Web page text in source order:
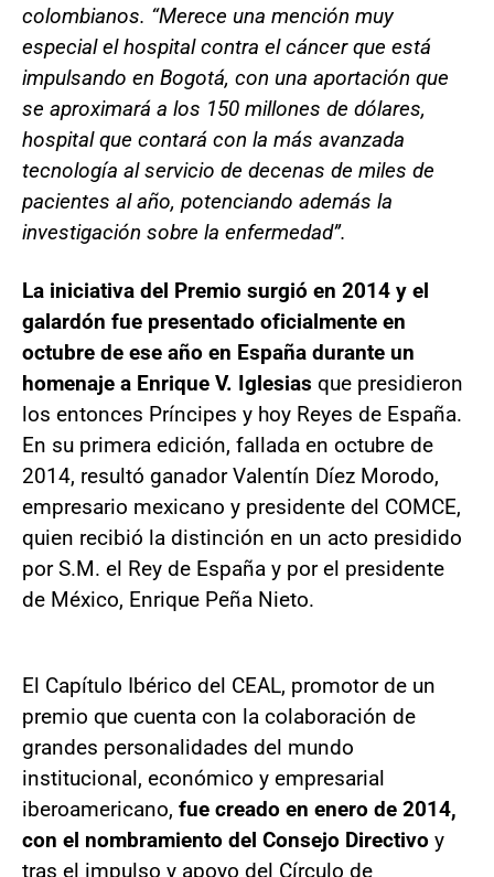
colombianos. “Merece una mención muy
especial el hospital contra el cáncer que está
impulsando en Bogotá, con una aportación que
se aproximará a los 150 millones de dólares,
hospital que contará con la más avanzada
tecnología al servicio de decenas de miles de
pacientes al año, potenciando además la
investigación sobre la enfermedad”.
La iniciativa del Premio surgió en 2014 y el
galardón fue presentado oficialmente en
octubre de ese año en España durante un
homenaje a Enrique V. Iglesias que presidieron
los entonces Príncipes y hoy Reyes de España.
En su primera edición, fallada en octubre de
2014, resultó ganador Valentín Díez Morodo,
empresario mexicano y presidente del COMCE,
quien recibió la distinción en un acto presidido
por S.M. el Rey de España y por el presidente
de México, Enrique Peña Nieto.
El Capítulo Ibérico del CEAL, promotor de un
premio que cuenta con la colaboración de
grandes personalidades del mundo
institucional, económico y empresarial
iberoamericano, fue creado en enero de 2014,
con el nombramiento del Consejo Directivo y
tras el impulso y apoyo del Cír­culo de